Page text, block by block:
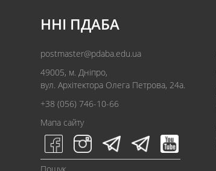
ННІ ПДАБА
postmaster@pdaba.edu.ua
49005, м. Дніпро,
вул. Архітектора Олега Петрова, 24а.
+38 (056) 746-10-66
Мапа сайту